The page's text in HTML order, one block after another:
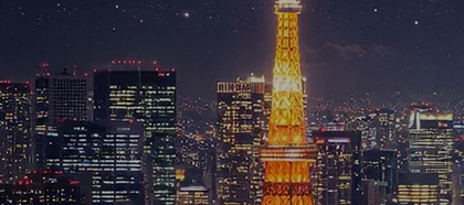
記事カテゴリー